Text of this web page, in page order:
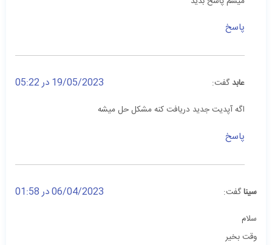
پاسخ
عابد گفت: 19/05/2023 در 05:22
اگه آپدیت جدید دریافت کنه مشکل حل میشه
پاسخ
سیناگفت: 06/04/2023 در 01:58
سلام
وقت بخیر